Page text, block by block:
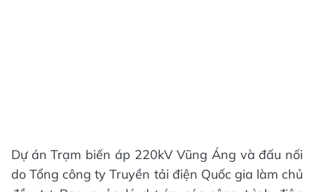
Dự án Trạm biến áp 220kV Vũng Áng và đấu nối
do Tổng công ty Truyền tải điện Quốc gia làm chủ